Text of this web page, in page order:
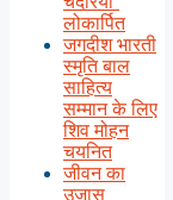
लोकार्पित
जगदीश भारती
स्मृति बाल
साहित्य
सम्मान के लिए
शिव मोहन
चयनित
जीवन का
उजास